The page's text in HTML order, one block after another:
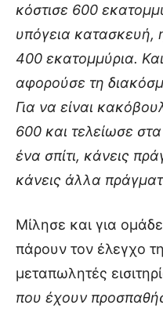
κόστισε 600
υπόγεια κατασκευή,
400 εκατομμύρια.
αφορούσε τη
Για να είναι
600 και τελείωσε
ένα σπίτι, κάνεις
κάνεις άλλα
Μίλησε και για
πάρουν τον έλεγχο
μεταπωλητές
που έχουν